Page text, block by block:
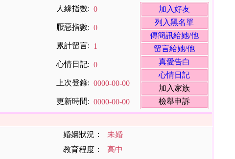
人緣指數: 0
加入好友
列入黑名單
傳簡訊給她/他
留言給她/他
真愛告白
心情日記
加入家族
檢舉申訴
厭惡指數: 0
累計留言: 1
心情日記: 0
上次登錄: 0000-00-00
更新時間: 0000-00-00
婚姻狀況：
未婚
教育程度：
高中